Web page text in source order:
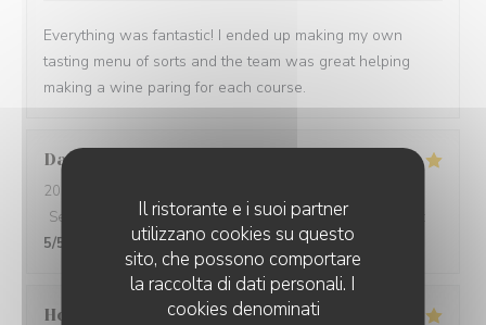
Il ristorante e i suoi partner
utilizzano cookies su questo
sito, che possono comportare
la raccolta di dati personali. I
cookies denominati
Everything was fantastic! I ended up making my own
tasting menu of sorts and the team was great helping
making a wine paring for each course.
David
2026-05-28
Servizio
Atmosfera :5/5 Cucina: 5/5 Qualità / Prezzo
5/5
Ho Fung